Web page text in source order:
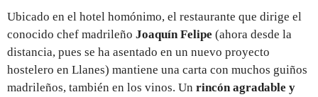
Ubicado en el hotel homónimo, el restaurante que dirige el
conocido chef madrileño Joaquín Felipe (ahora desde la
distancia, pues se ha asentado en un nuevo proyecto
hostelero en Llanes) mantiene una carta con muchos guiños
madrileños, también en los vinos. Un rincón agradable y